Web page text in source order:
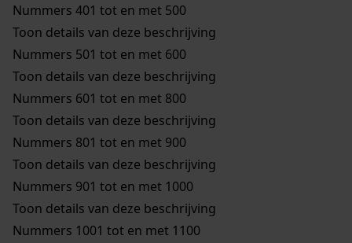
Nummers 401 tot en met 500
Toon details van deze beschrijving
Nummers 501 tot en met 600
Toon details van deze beschrijving
Nummers 601 tot en met 800
Toon details van deze beschrijving
Nummers 801 tot en met 900
Toon details van deze beschrijving
Nummers 901 tot en met 1000
Toon details van deze beschrijving
Nummers 1001 tot en met 1100